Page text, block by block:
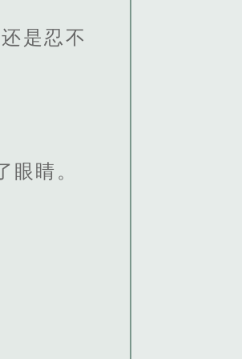
是忍不
睛。